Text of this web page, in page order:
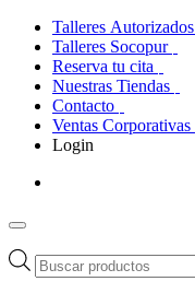
Talleres Autorizados
Talleres Socopur
Reserva tu cita
Nuestras Tiendas
Contacto
Ventas Corporativas
Login
Búsqueda
de